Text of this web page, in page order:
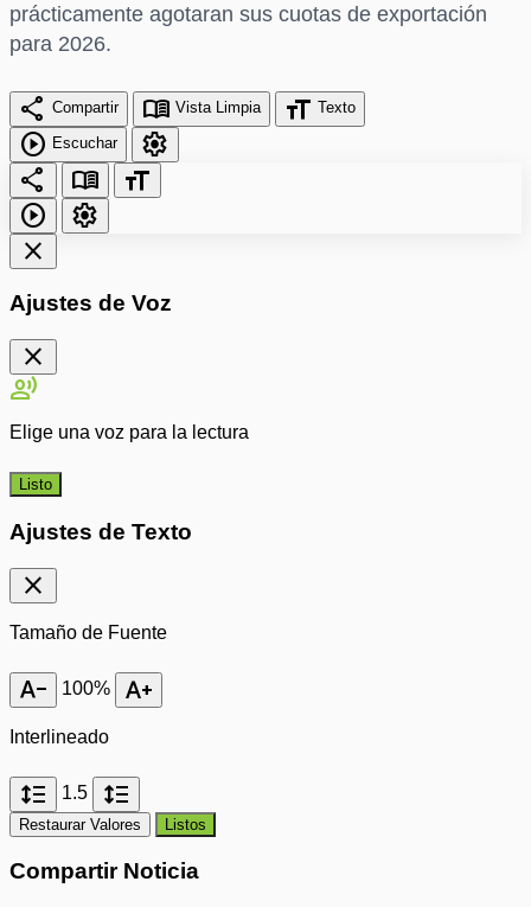
prácticamente agotaran sus cuotas de exportación
para 2026.
share Compartir menu_book Vista Limpia format_size Texto
play_circle Escuchar
settings
share
menu_book
format_size
play_circle
settings
close
Ajustes de Voz
close
record_voice_over
Elige una voz para la lectura
Listo
Ajustes de Texto
close
Tamaño de Fuente
text_decrease 100% text_increase
Interlineado
format_line_spacing 1.5 format_line_spacing
Restaurar Valores Listos
Compartir Noticia